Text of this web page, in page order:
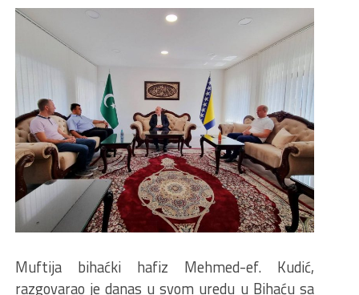
Muftija bihaćki hafiz Mehmed-ef. Kudić,
razgovarao je danas u svom uredu u Bihaću sa